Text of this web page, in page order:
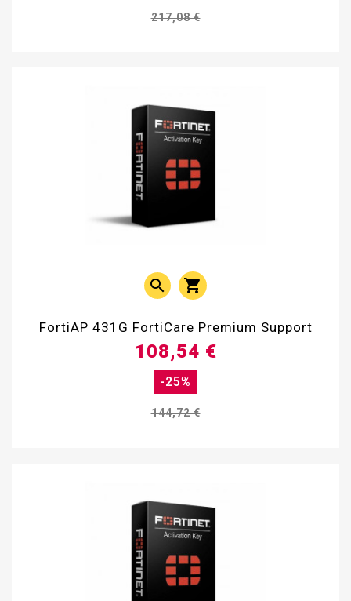
217,08 €
 
FortiAP 431G FortiCare Premium Support
144,72 €
-25%
108,54 €